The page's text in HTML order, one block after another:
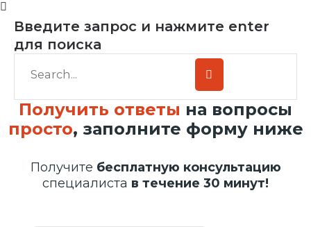
Введите запрос и нажмите enter
для поиска
Получить ответы на вопросы
просто, заполните форму ниже
Получите бесплатную консультацию
специалиста в течение 30 минут!